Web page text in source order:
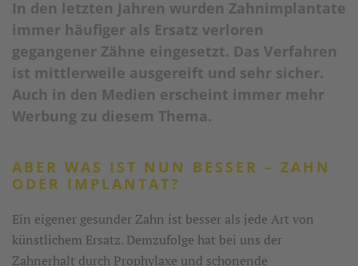
In den letzten Jahren wurden Zahnimplantate
immer häufiger als Ersatz verloren
gegangener Zähne eingesetzt. Das Verfahren
ist mittlerweile ausgereift und sehr sicher.
Auch in den Medien erscheint immer mehr
Werbung zu diesem Thema.
ABER WAS IST NUN BESSER – ZAHN
ODER IMPLANTAT?
Ein eigener gesunder Zahn ist besser als jede Art von
künstlichem Ersatz. Demzufolge hat bei uns der
Zahnerhalt durch Prophylaxe und schonende